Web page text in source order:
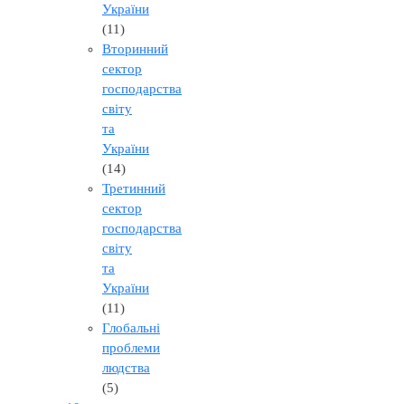
України
(11)
Вторинний
сектор
господарства
світу
та
України
(14)
Третинний
сектор
господарства
світу
та
України
(11)
Глобальні
проблеми
людства
(5)